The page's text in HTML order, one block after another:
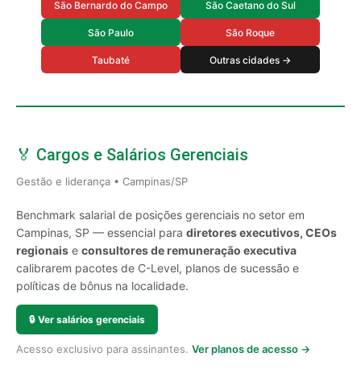
São Bernardo do Campo São Caetano do Sul
São Paulo São Roque
Taubaté Outras cidades →
🏅 Cargos e Salários Gerenciais
Gestão e liderança • Campinas/SP
Benchmark salarial de posições gerenciais no setor em
Campinas, SP — essencial para diretores executivos, CEOs
regionais e consultores de remuneração executiva
calibrarem pacotes de C-Level, planos de sucessão e
políticas de bônus na localidade.
🔒 Ver salários gerenciais
Acesso exclusivo para assinantes. Ver planos de acesso →